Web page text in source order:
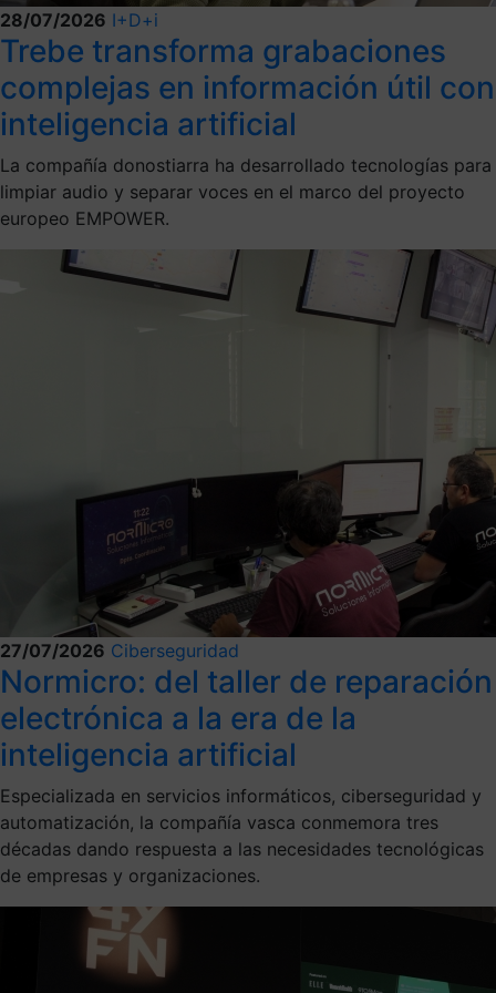
28/07/2026 I+D+i
Trebe transforma grabaciones
complejas en información útil con
inteligencia artificial
La compañía donostiarra ha desarrollado tecnologías para
limpiar audio y separar voces en el marco del proyecto
europeo EMPOWER.
27/07/2026 Ciberseguridad
Normicro: del taller de reparación
electrónica a la era de la
inteligencia artificial
Especializada en servicios informáticos, ciberseguridad y
automatización, la compañía vasca conmemora tres
décadas dando respuesta a las necesidades tecnológicas
de empresas y organizaciones.